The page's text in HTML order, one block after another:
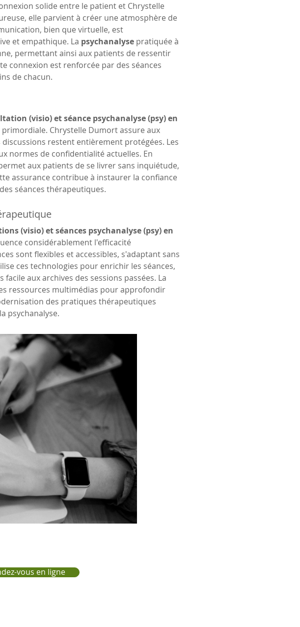
solide entre le patient et Chrystelle
elle parvient à créer une atmosphère de
bien que virtuelle, est
et empathique. La psychanalyse pratiquée à
permettant ainsi aux patients de ressentir
connexion est renforcée par des séances
de chacun.
(visio) et séance psychanalyse (psy) en
primordiale. Chrystelle Dumort assure aux
restent entièrement protégées. Les
normes de confidentialité actuelles. En
aux patients de se livrer sans inquiétude,
assurance contribue à instaurer la confiance
séances thérapeutiques.
(visio) et séances psychanalyse (psy) en
considérablement l'efficacité
sont flexibles et accessibles, s'adaptant sans
ces technologies pour enrichir les séances,
aux archives des sessions passées. La
ressources multimédias pour approfondir
des pratiques thérapeutiques
psychanalyse.
vous en ligne